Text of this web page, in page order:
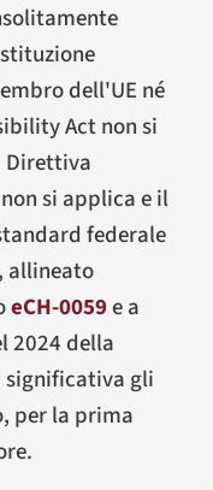
dell'UE né
Act non si
Direttiva
si applica e il
federale
, allineato
eCH-0059e a
2024 della
significativa gli
per la prima